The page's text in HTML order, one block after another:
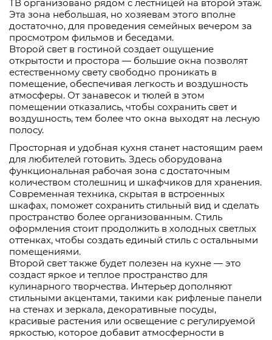
ТВ организовано рядом с лестницей на второй этаж.
Эта зона небольшая, но хозяевам этого вполне
достаточно, для проведения семейных вечером за
просмотром фильмов и беседами.
Второй свет в гостиной создает ощущение
открытости и простора — большие окна позволят
естественному свету свободно проникать в
помещение, обеспечивая легкость и воздушность
атмосферы. От занавесок и тюлей в этом
помещении отказались, чтобы сохранить свет и
воздушность, тем более что окна выходят на лесную
полосу.
Просторная и удобная кухня станет настоящим раем
для любителей готовить. Здесь оборудована
функциональная рабочая зона с достаточным
количеством столешниц и шкафчиков для хранения.
Современная техника, скрытая в встроенных
шкафах, поможет сохранить стильный вид и сделать
пространство более организованным. Стиль
оформления стоит продолжить в холодных светлых
оттенках, чтобы создать единый стиль с остальными
помещениями.
Второй свет также будет полезен на кухне — это
создаст яркое и теплое пространство для
кулинарного творчества. Интерьер дополняют
стильными акцентами, такими как рифленые панели
на стенах и зеркала, декоративные посуды,
красивые растения или освещение с регулируемой
яркостью, которое добавит атмосферности в